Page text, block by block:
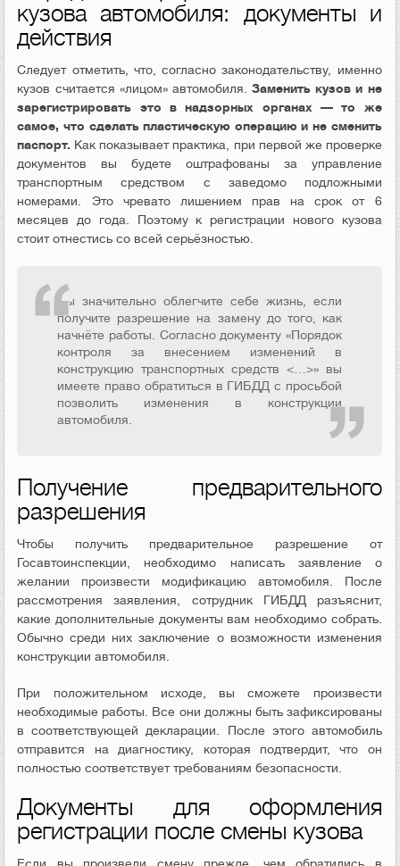
кузова автомобиля: документы и
действия
Следует отметить, что, согласно законодательству, именно
кузов считается «лицом» автомобиля.Заменить кузов и не
зарегистрировать это в надзорных органах — то же
самое, что сделать пластическую операцию и не сменить
паспорт. Как показывает практика, при первой же проверке
документов вы будете оштрафованы за управление
транспортным средством с заведомо подложными
номерами. Это чревато лишением прав на срок от 6
месяцев до года. Поэтому к регистрации нового кузова
стоит отнестись со всей серьёзностью.
Вы значительно облегчите себе жизнь, если
получите разрешение на замену до того, как
начнёте работы. Согласно документу «Порядок
контроля за внесением изменений в
конструкцию транспортных средств <…>» вы
имеете право обратиться в ГИБДД с просьбой
позволить изменения в конструкции
автомобиля.
Получение предварительного
разрешения
Чтобы получить предварительное разрешение от
Госавтоинспекции, необходимо написать заявление о
желании произвести модификацию автомобиля. После
рассмотрения заявления, сотрудник ГИБДД разъяснит,
какие дополнительные документы вам необходимо собрать.
Обычно среди них заключение о возможности изменения
конструкции автомобиля.
При положительном исходе, вы сможете произвести
необходимые работы. Все они должны быть зафиксированы
в соответствующей декларации. После этого автомобиль
отправится на диагностику, которая подтвердит, что он
полностью соответствует требованиям безопасности.
Документы для оформления
регистрации после смены кузова
Если вы произвели смену прежде, чем обратились в